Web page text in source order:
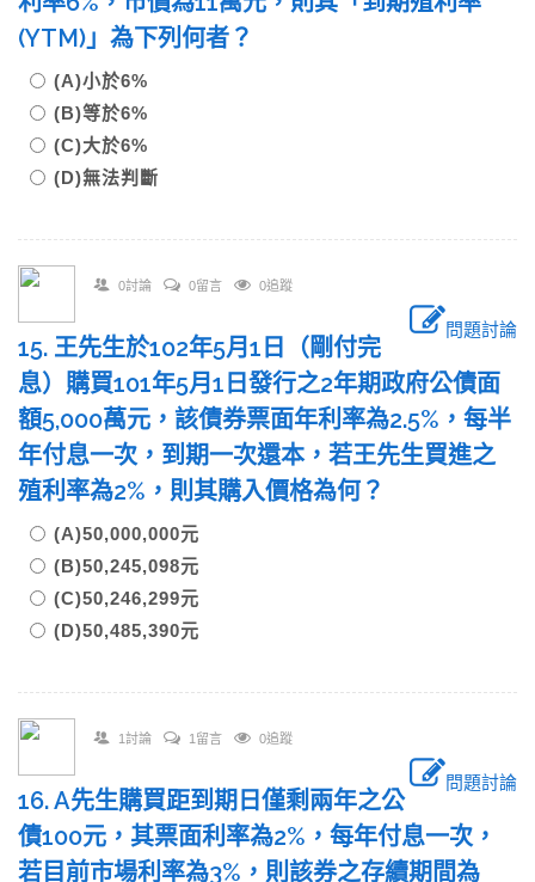
(YTM)」為下列何者？
(A)小於6%
(B)等於6%
(C)大於6%
(D)無法判斷
0討論 0留言 0追蹤
問題討論
15. 王先生於102年5月1日（剛付完
息）購買101年5月1日發行之2年期政府公債面
額5,000萬元，該債券票面年利率為2.5%，每半
年付息一次，到期一次還本，若王先生買進之
殖利率為2%，則其購入價格為何？
(A)50,000,000元
(B)50,245,098元
(C)50,246,299元
(D)50,485,390元
1討論 1留言 0追蹤
問題討論
16. A先生購買距到期日僅剩兩年之公
債100元，其票面利率為2%，每年付息一次，
若目前市場利率為3%，則該券之存續期間為